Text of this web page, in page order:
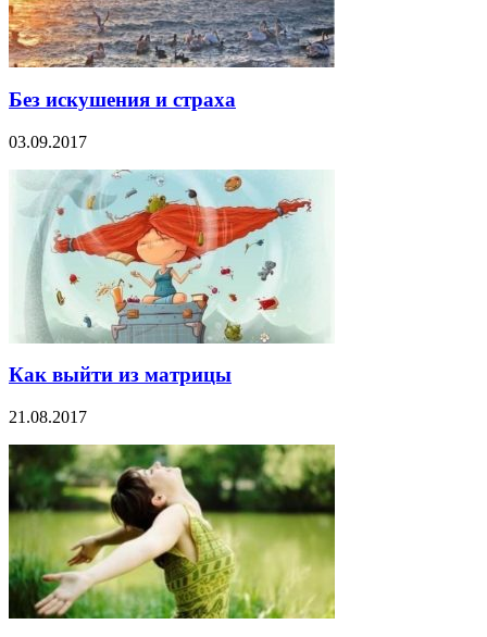
Без искушения и страха
03.09.2017
Как выйти из матрицы
21.08.2017